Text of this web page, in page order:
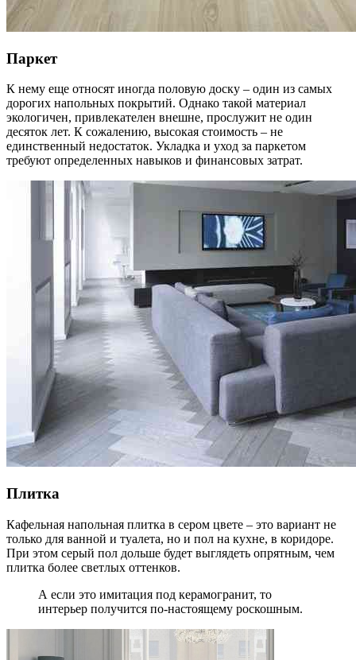
Паркет
К нему еще относят иногда половую доску – один из самых
дорогих напольных покрытий. Однако такой материал
экологичен, привлекателен внешне, прослужит не один
десяток лет. К сожалению, высокая стоимость – не
единственный недостаток. Укладка и уход за паркетом
требуют определенных навыков и финансовых затрат.
Плитка
Кафельная напольная плитка в сером цвете – это вариант не
только для ванной и туалета, но и пол на кухне, в коридоре.
При этом серый пол дольше будет выглядеть опрятным, чем
плитка более светлых оттенков.
А если это имитация под керамогранит, то
интерьер получится по-настоящему роскошным.